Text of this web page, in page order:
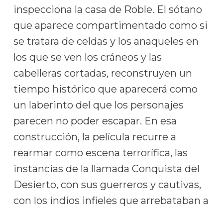
inspecciona la casa de Roble. El sótano
que aparece compartimentado como si
se tratara de celdas y los anaqueles en
los que se ven los cráneos y las
cabelleras cortadas, reconstruyen un
tiempo histórico que aparecerá como
un laberinto del que los personajes
parecen no poder escapar. En esa
construcción, la película recurre a
rearmar como escena terrorífica, las
instancias de la llamada Conquista del
Desierto, con sus guerreros y cautivas,
con los indios infieles que arrebataban a